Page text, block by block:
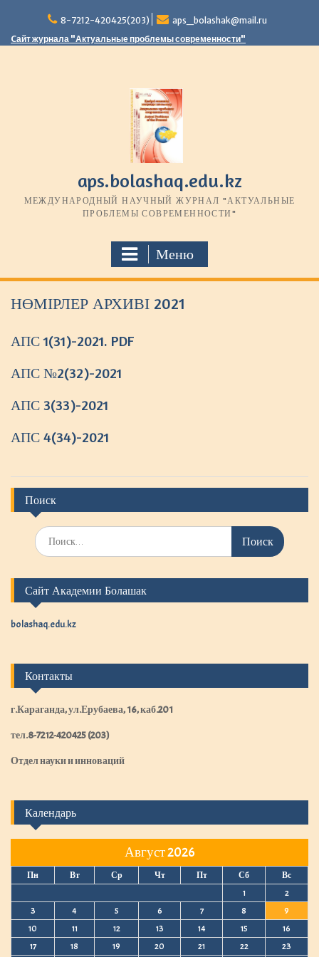
у
8-7212-420425(203)
aps_bolashak@mail.ru
Cайт журнала "Актуальные проблемы современности"
aps.bolashaq.edu.kz
МЕЖДУНАРОДНЫЙ НАУЧНЫЙ ЖУРНАЛ "АКТУАЛЬНЫЕ
ПРОБЛЕМЫ СОВРЕМЕННОСТИ"
Меню
НӨМІРЛЕР АРХИВІ 2021
АПС 1(31)-2021. PDF
АПС №2(32)-2021
АПС 3(33)-2021
АПС 4(34)-2021
Поиск
И
с
а
т
ь
:
Сайт Академии Болашак
bolashaq.edu.kz
Контакты
г.Караганда, ул.Ерубаева, 16, каб.201
тел.8-7212-420425 (203)
Отдел науки и инноваций
Календарь
Август 2026
Пн Вт Ср Чт Пт Сб
Вс
1
2
3
4 5 6 7 8
9
10
11 12 13 14 15
16
17
18 19 20 21 22 23